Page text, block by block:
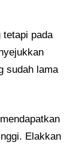
tetapi pada
sudah lama
Elakkan